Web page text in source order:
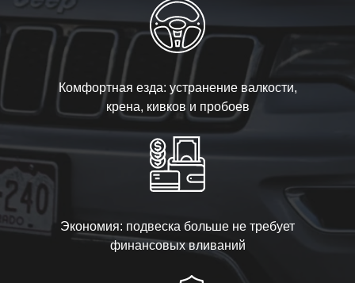
Комфортная езда: устранение валкости,
крена, кивков и пробоев
Экономия: подвеска больше не требует
финансовых вливаний